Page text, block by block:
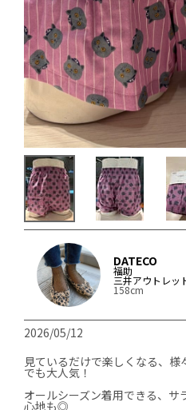
DATECO
福助
三井アウトレッ
158cm
2026/05/12
見ているだけで楽しくなる、
でも大人気！
オールシーズン着用できる、
心地も◎